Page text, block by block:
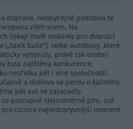
doprava, neobyčejně podobná té
zlým snem. Na
čekají malé dodávky pro dvanáct
(„taxík buše“), velké autobusy, které
vyhynuly, právě tak osobní
byla zajištěna konkurence,
nezřídka pět i více společností,
a doslova se perou o každého
pět aut se zavazadly
postupně stejnoměrně plní, což
cizince nejsrdceryvnější moment